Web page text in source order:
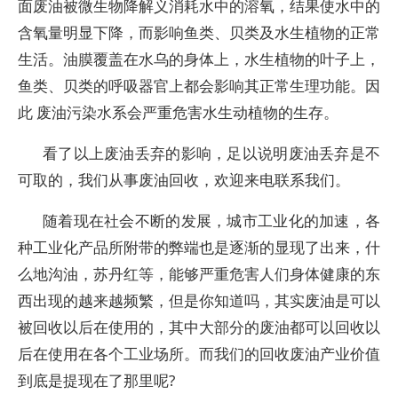
面废油被微生物降解义消耗水中的溶氧，结果使水中的
含氧量明显下降，而影响鱼类、贝类及水生植物的正常
生活。油膜覆盖在水乌的身体上，水生植物的叶子上，
鱼类、贝类的呼吸器官上都会影响其正常生理功能。因
此 废油污染水系会严重危害水生动植物的生存。
看了以上废油丢弃的影响，足以说明废油丢弃是不
可取的，我们从事废油回收，欢迎来电联系我们。
随着现在社会不断的发展，城市工业化的加速，各
种工业化产品所附带的弊端也是逐渐的显现了出来，什
么地沟油，苏丹红等，能够严重危害人们身体健康的东
西出现的越来越频繁，但是你知道吗，其实废油是可以
被回收以后在使用的，其中大部分的废油都可以回收以
后在使用在各个工业场所。而我们的回收废油产业价值
到底是提现在了那里呢?